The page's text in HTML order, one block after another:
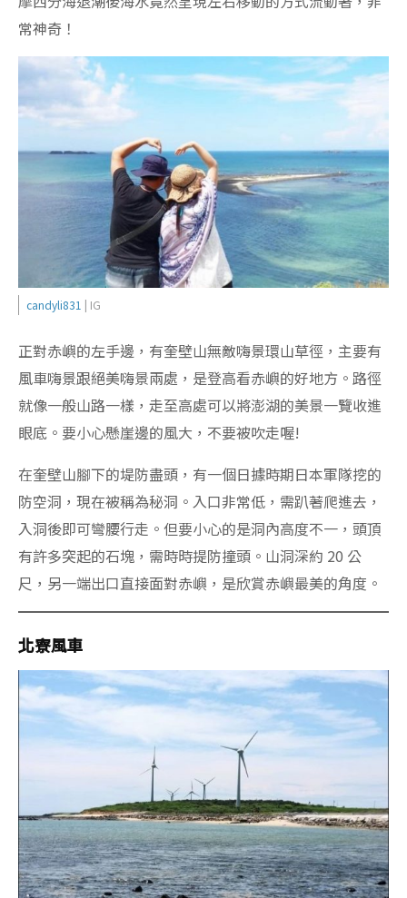
常神奇！
candyli831 | IG
正對赤嶼的左手邊，有奎壁山無敵嗨景環山草徑，主要有
風車嗨景跟絕美嗨景兩處，是登高看赤嶼的好地方。路徑
就像一般山路一樣，走至高處可以將澎湖的美景一覽收進
眼底。要小心懸崖邊的風大，不要被吹走喔!
在奎壁山腳下的堤防盡頭，有一個日據時期日本軍隊挖的
防空洞，現在被稱為秘洞。入口非常低，需趴著爬進去，
入洞後即可彎腰行走。但要小心的是洞內高度不一，頭頂
有許多突起的石塊，需時時提防撞頭。山洞深約 20 公
尺，另一端出口直接面對赤嶼，是欣賞赤嶼最美的角度。
北寮風車